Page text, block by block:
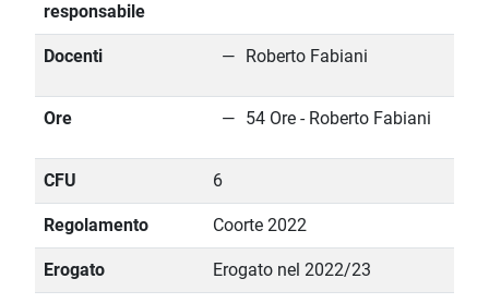
responsabile
Docenti Roberto Fabiani
Ore 54 Ore - Roberto Fabiani
CFU 6
Regolamento Coorte 2022
Erogato Erogato nel 2022/23